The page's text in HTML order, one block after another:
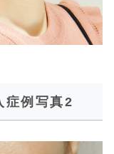
症例写真2